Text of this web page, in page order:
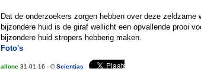
Dat de onderzoekers zorgen hebben over deze
bijzondere huid is de giraf wellicht een opvallende prooi
bijzondere huid stropers hebberig maken.
Foto's
allone 31-01-16 - ©Scientias